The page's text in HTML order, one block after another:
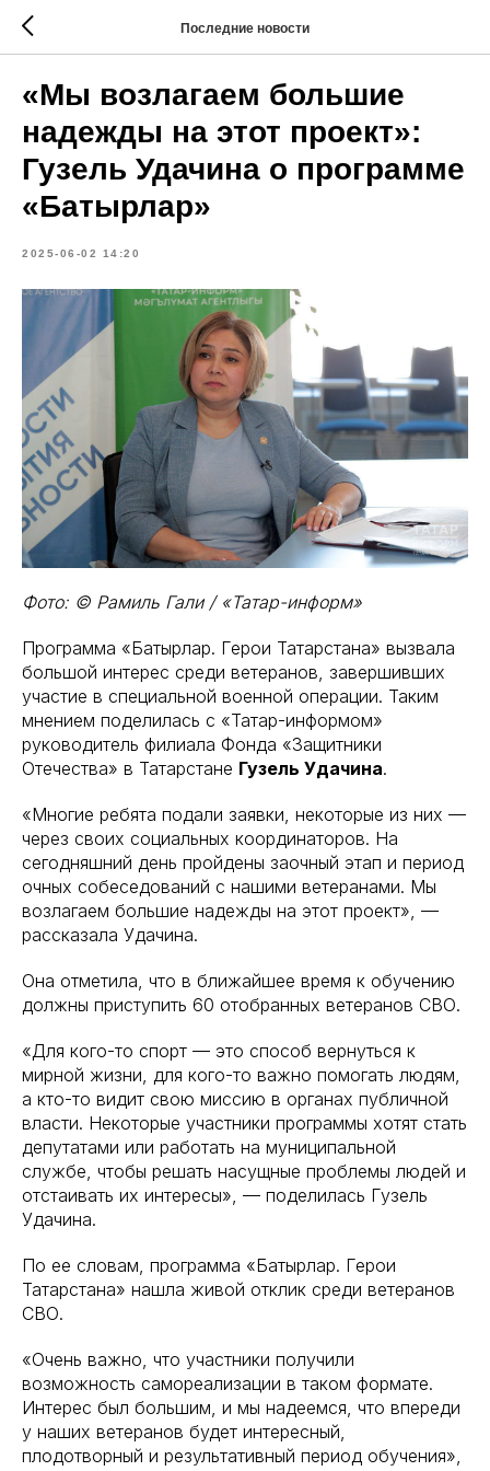
Последние новости
«Мы возлагаем большие
надежды на этот проект»:
Гузель Удачина о программе
«Батырлар»
2025-06-02 14:20
Фото: © Рамиль Гали / «Татар-информ»
Программа «Батырлар. Герои Татарстана» вызвала
большой интерес среди ветеранов, завершивших
участие в специальной военной операции. Таким
мнением поделилась с «Татар-информом»
руководитель филиала Фонда «Защитники
Отечества» в Татарстане Гузель Удачина.
«Многие ребята подали заявки, некоторые из них —
через своих социальных координаторов. На
сегодняшний день пройдены заочный этап и период
очных собеседований с нашими ветеранами. Мы
возлагаем большие надежды на этот проект», —
рассказала Удачина.
Она отметила, что в ближайшее время к обучению
должны приступить 60 отобранных ветеранов СВО.
«Для кого-то спорт — это способ вернуться к
мирной жизни, для кого-то важно помогать людям,
а кто-то видит свою миссию в органах публичной
власти. Некоторые участники программы хотят стать
депутатами или работать на муниципальной
службе, чтобы решать насущные проблемы людей и
отстаивать их интересы», — поделилась Гузель
Удачина.
По ее словам, программа «Батырлар. Герои
Татарстана» нашла живой отклик среди ветеранов
СВО.
«Очень важно, что участники получили
возможность самореализации в таком формате.
Интерес был большим, и мы надеемся, что впереди
у наших ветеранов будет интересный,
плодотворный и результативный период обучения»,